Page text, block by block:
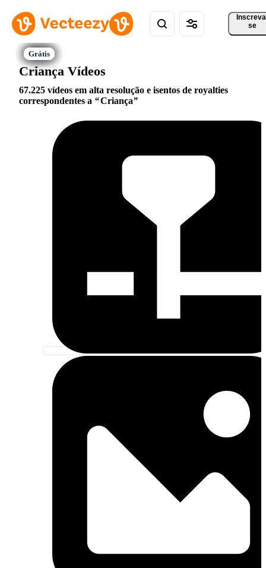
se
Criança Vídeos
67.225 vídeos em alta resolução e isentos de royalties
correspondentes a
Criança